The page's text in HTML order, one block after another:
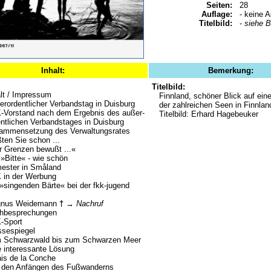
Seiten:
Auflage:
Titelbild:
28
- keine
- siehe
Inhalt: Bemerkung:
/ Impressum
Verbandstag in Duisburg
Vorstand nach dem Ergebnis des außer-
Verbandstages in Duisburg
des Verwaltungsrates
Sie schon ...
Grenzen bewußt ...«
- wie schön
in Småland
in der Werbung
Bärte« bei der fkk-jugend
Weidemann †→ Nachruf
Sport
Schwarzwald bis zum Schwarzen Meer
interessante Lösung
de la Conche
Anfängen des Fußwanderns
Titelbild:
Finnland, schöner Blick auf
der zahlreichen Seen in
Titelbild: Erhard Hagebeuker